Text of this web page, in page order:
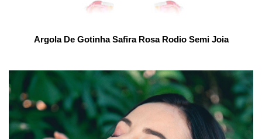
Argola De Gotinha Safira Rosa Rodio Semi Joia